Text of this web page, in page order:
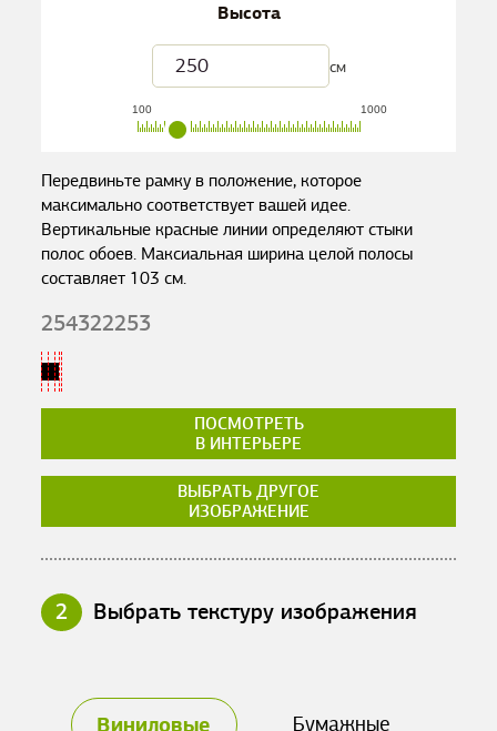
Высота
см
100 1000
Передвиньте рамку в положение, которое
максимально соответствует вашей идее.
Вертикальные красные линии определяют стыки
полос обоев. Максиальная ширина целой полосы
составляет 103 см.
254322253
ПОСМОТРЕТЬ
В ИНТЕРЬЕРЕ
ВЫБРАТЬ ДРУГОЕ
ИЗОБРАЖЕНИЕ
2 Выбрать текстуру изображения
Виниловые Бумажные